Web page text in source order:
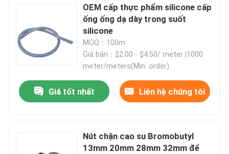
OEM cấp thực phẩm silicone cấp
ống ống dạ dày trong suốt
silicone
MOQ：100m
Giá bán：$2.00 - $4.50/ meter |1000
meter/meters(Min. order)
Giá tốt nhất Liên hệ chúng tôi
Nút chặn cao su Bromobutyl
13mm 20mm 28mm 32mm để